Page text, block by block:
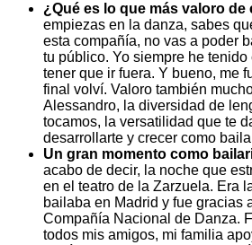
¿Qué es lo que más valoro de
empiezas en la danza, sabes
esta compañía, no vas a poder
tu público. Yo siempre he
tener que ir fuera. Y bueno, me
final volví. Valoro también
Alessandro, la diversidad de
tocamos, la versatilidad que te
desarrollarte y crecer como
Un gran momento como
acabo de decir, la noche que
en el teatro de la Zarzuela. Era
bailaba en Madrid y fue gracias
Compañía Nacional de Danza.
todos mis amigos, mi familia